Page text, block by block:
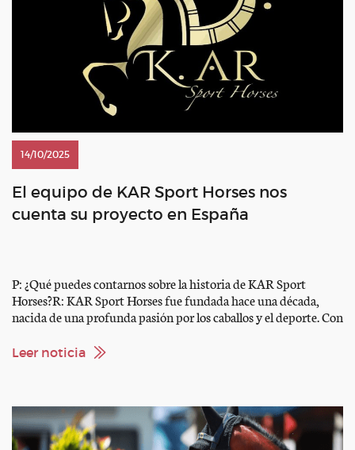
14/10/2025
El equipo de KAR Sport Horses nos
cuenta su proyecto en España
P: ¿Qué puedes contarnos sobre la historia de KAR Sport
Horses?R: KAR Sport Horses fue fundada hace una década,
nacida de una profunda pasión por los caballos y el deporte. Con
nuestro equipo de propiedad privada se enfoca en la doma
Leer noticia